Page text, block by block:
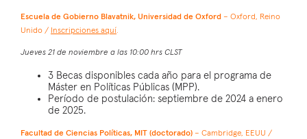
Escuela de Gobierno Blavatnik, Universidad de Oxford – Oxford, Reino
Unido / Inscripciones aquí.
Jueves 21 de noviembre a las 10:00 hrs CLST
3 Becas disponibles cada año para el programa de
Máster en Políticas Públicas (MPP).
Período de postulación: septiembre de 2024 a enero
de 2025.
Facultad de Ciencias Políticas, MIT (doctorado) – Cambridge, EEUU /